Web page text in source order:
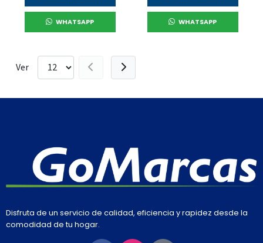
WHATSAPP WHATSAPP
Ver
Disfruta de un servicio de calidad, eficiencia y rapidez desde la
comodidad de tu hogar.